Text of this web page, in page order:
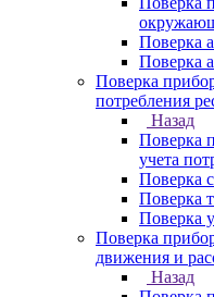
Поверка
Поверка
Поверка
потребления
Назад
Поверка
учета
Поверка
Поверка
Поверка
Поверка
движения и
Назад